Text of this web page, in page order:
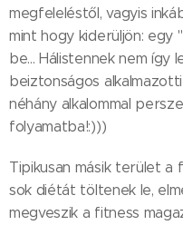
megfeleléstől, vagyis
mint hogy kiderüljön: egy
be... Hálistennek nem így
beiztonságos
néhány alkalommal
folyamatba!:)))
Tipikusan másik terület a
sok diétát töltenek le,
megveszik a fitness